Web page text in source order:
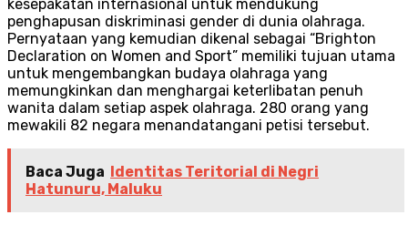
kesepakatan internasional untuk mendukung
penghapusan diskriminasi gender di dunia olahraga.
Pernyataan yang kemudian dikenal sebagai “Brighton
Declaration on Women and Sport” memiliki tujuan utama
untuk mengembangkan budaya olahraga yang
memungkinkan dan menghargai keterlibatan penuh
wanita dalam setiap aspek olahraga. 280 orang yang
mewakili 82 negara menandatangani petisi tersebut.
Baca Juga Identitas Teritorial di Negri
Hatunuru, Maluku